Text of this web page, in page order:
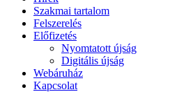
Szakmai tartalom
Felszerelés
Előfizetés
Nyomtatott újság
Digitális újság
Webáruház
Kapcsolat